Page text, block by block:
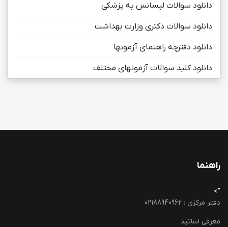
دانلود سوالات لیسانس به پزشکی
دانلود سوالات دکتری وزارت بهداشت
دانلود دفترچه راهنمای آزمونها
دانلود کلید سوالات آزمونهای مختلف
راهنما
">
دفتر مرکزی : 02188940962
معرفی اساتید